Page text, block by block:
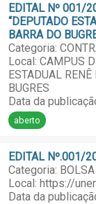
EDITAL Nº 001/
“DEPUTADO
BARRA DO
Categoria:
Local: CAMPUS
ESTADUAL
BUGRES
Data da
aberto
EDITAL Nº.001/
Categoria: BOLSA
Local: https://
Data da